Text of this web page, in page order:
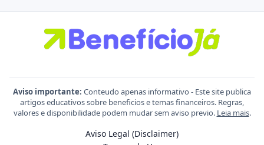
Aviso importante: Conteudo apenas informativo - Este site publica
artigos educativos sobre beneficios e temas financeiros. Regras,
valores e disponibilidade podem mudar sem aviso previo. Leia mais.
Aviso Legal (Disclaimer)